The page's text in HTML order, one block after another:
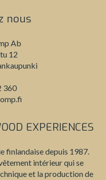
nous
Ab
12
360
EXPERIENCES
finlandaise depuis 1987.
intérieur qui se
et la production de